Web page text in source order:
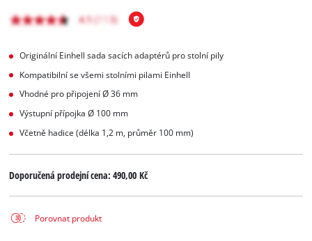
Originální Einhell sada sacích adaptérů pro stolní pily
Kompatibilní se všemi stolními pilami Einhell
Vhodné pro připojení Ø 36 mm
Výstupní přípojka Ø 100 mm
Včetně hadice (délka 1,2 m, průměr 100 mm)
Doporučená prodejní cena:490,00 Kč
Porovnat produkt